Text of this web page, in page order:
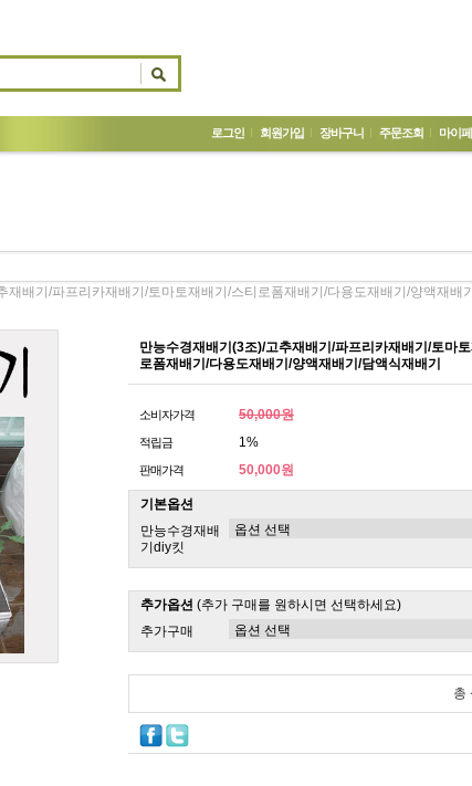
로그인 회원가입 장바구니 주문조회 마이
재배기/파프리카재배기/토마토재배기/스티로폼재배기/다용도재배기/양액재배
만능수경재배기(3조)/고추재배기/파프리카재배기/토마토
로폼재배기/다용도재배기/양액재배기/담액식재배기
소비자가격 50,000원
적립금 1%
판매가격 50,000원
기본옵션
만능수경재배
기diy킷
추가옵션 (추가 구매를 원하시면 선택하세요)
추가구매
총